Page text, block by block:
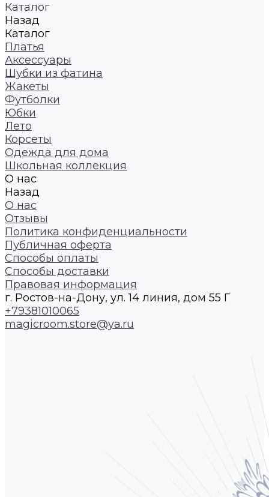
Каталог
Назад
Каталог
Платья
Аксессуары
Шубки из фатина
Жакеты
Футболки
Юбки
Лето
Корсеты
Одежда для дома
Школьная коллекция
О нас
Назад
О нас
Отзывы
Политика конфиденциальности
Публичная оферта
Способы оплаты
Способы доставки
Правовая информация
г. Ростов-на-Дону, ул. 14 линия, дом 55 Г
+79381010065
magicroom.store@ya.ru